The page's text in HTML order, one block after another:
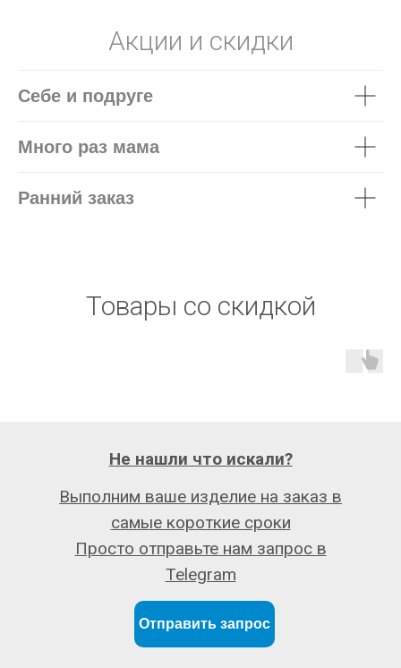
Акции и скидки
Себе и подруге
Много раз мама
Ранний заказ
Товары со скидкой
Отправить запрос
Выполним ваше изделие на заказ в
самые короткие сроки
Просто отправьте нам запрос в
Telegram
Не нашли что искали?